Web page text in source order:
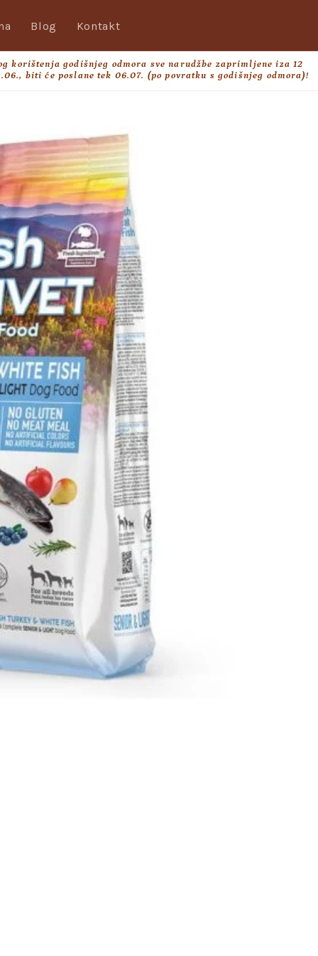
Blog Kontakt
korištenja godišnjeg odmora sve narudžbe zaprimljene iza 12
biti će poslane tek 06.07. (po povratku s godišnjeg odmora)!